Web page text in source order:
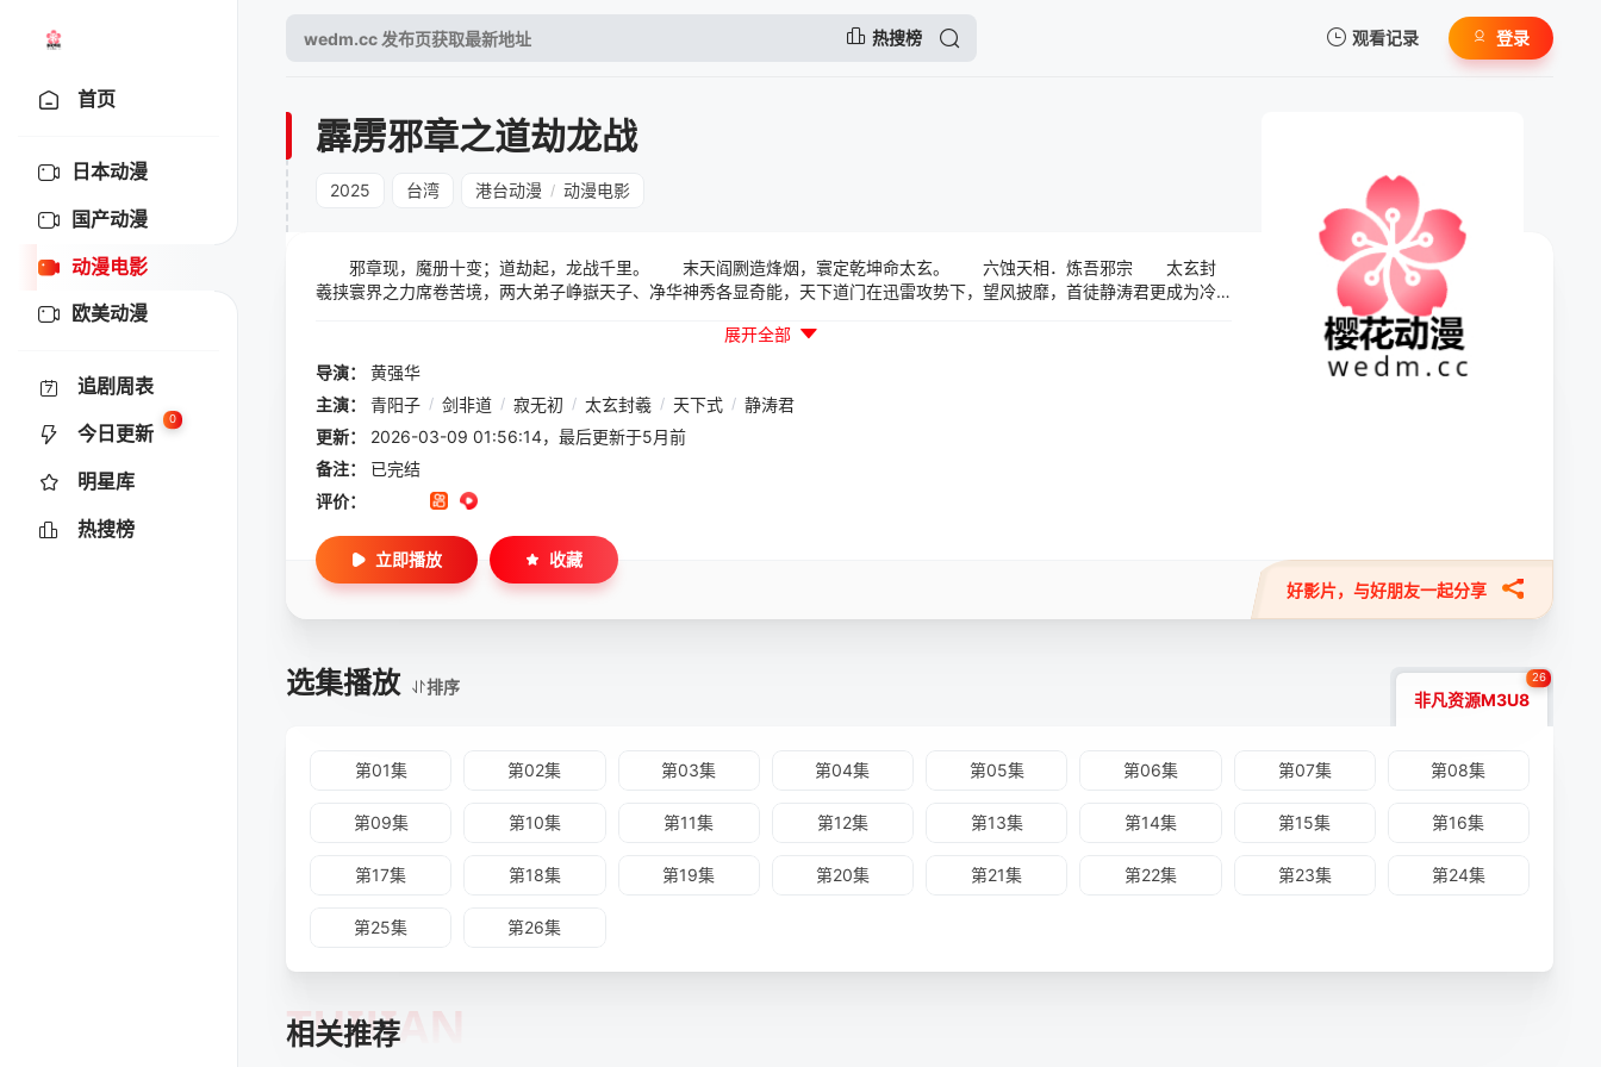
热搜榜 观看记录
暂无观看影片的记录
登录
首页
日本动漫
国产动漫
动漫电影
欧美动漫
追剧周表
今日更新
0
明星库
热搜榜
霹雳邪章之道劫龙战
2025 台湾 港台动漫 / 动漫电影
邪章现，魔册十变；道劫起，龙战千里。 末天阎劂造烽烟，寰定乾坤命太玄。 六蚀天相．炼吾邪宗 太玄封
羲挟寰界之力席卷苦境，两大弟子峥嶽天子、净华神秀各显奇能，天下道门在迅雷攻势下，望风披靡，首徒静涛君更成为冷
无间。 龙脑非道．侠义不孤 龙脑青阳子重纳战龙之力，掌挽狂澜，风雨飘摇乱世中，圣龙口屹立不摇，更得古鲮族
不世剑者襄助，捍卫中原不遗余力；道剑剑非道重建道镇伏魔崖，巍峨独立于冰雪世界，却未置身事外，太上府开拔匡世，
道灯照破无边黯夜，刀剑护生一步侠途。 天心独行．玄门双擘 六一天心垣，昔日道门正宗魁首，是道劫传说的开端
亦是终结之地，但宿怨仍在，恩仇未泯，垣主云梦襄瑛，率领双宗别参辰、识天枢，誓要终结太玄封羲的阴谋；面对滔天邪
祸，神秘莫测的独行道，不再独善其身，两大道派双双入世，成为正道最有力的支柱。 至人无己．天马宗一 至人．
天下式，与太上府双府尊天极、地限齐名同修的先天女道，过去因彼此修道理念不合而分道扬镳，而今传奇归来，她的立场
与图谋，将左右中原道门的兴亡；凌虚七仙之首．天马宗一以超绝拔俗之姿涉身红尘，世有不平，道合天倪，同属七仙的旂
小雨，也为了心中念想，卷入道门干戈之中。 圣武魔刀．谁与争锋 久远之前，旷古道邪之战，道门叛徒楚玄羲窃取
无初惊艳出世，来历成谜的他，竟身负圣武气息，为动荡不安武林再添变数，道不尽的恩怨情仇，挥不去的刀剑风云，欲知
一连串精彩剧情，请勿错过霹雳布袋戏最新强档──霹雳邪章之道劫龙战。
展开全部
导演：
黄强华
主演：
青阳子 / 剑非道 / 寂无初 / 太玄封羲 / 天下式 / 静涛君
更新：
2026-03-09 01:56:14，最后更新于5月前
备注：
已完结
评价：
好影片，与好朋友一起分享
立即播放 收藏
选集播放 排序
非凡资源M3U8
26
第01集 第02集 第03集 第04集 第05集 第06集 第07集 第08集
第09集 第10集 第11集 第12集 第13集 第14集 第15集 第16集
第17集 第18集 第19集 第20集 第21集 第22集 第23集 第24集
第25集 第26集
相关推荐
TUIJIAN